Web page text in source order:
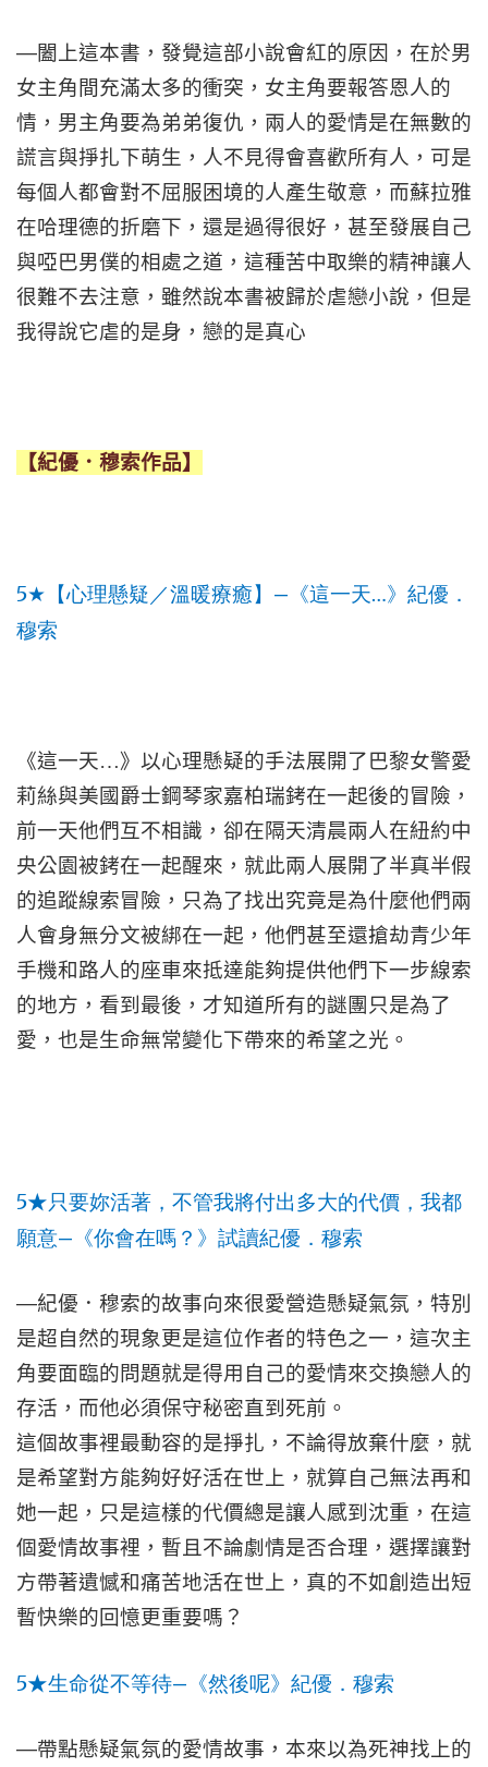
—闔上這本書，發覺這部小說會紅的原因，在於男
女主角間充滿太多的衝突，女主角要報答恩人的
情，男主角要為弟弟復仇，兩人的愛情是在無數的
謊言與掙扎下萌生，人不見得會喜歡所有人，可是
每個人都會對不屈服困境的人產生敬意，而蘇拉雅
在哈理德的折磨下，還是過得很好，甚至發展自己
與啞巴男僕的相處之道，這種苦中取樂的精神讓人
很難不去注意，雖然說本書被歸於虐戀小說，但是
我得說它虐的是身，戀的是真心
【紀優．穆索作品】
5★ 【心理懸疑／溫暖療癒】 — 《這一天…》紀優．
穆索
《這一天…》以心理懸疑的手法展開了巴黎女警愛
莉絲與美國爵士鋼琴家嘉柏瑞銬在一起後的冒險，
前一天他們互不相識，卻在隔天清晨兩人在紐約中
央公園被銬在一起醒來，就此兩人展開了半真半假
的追蹤線索冒險，只為了找出究竟是為什麼他們兩
人會身無分文被綁在一起，他們甚至還搶劫青少年
手機和路人的座車來抵達能夠提供他們下一步線索
的地方，看到最後，才知道所有的謎團只是為了
愛，也是生命無常變化下帶來的希望之光。
5★只要妳活著，不管我將付出多大的代價，我都
願意— 《你會在嗎？》試讀紀優．穆索
—紀優．穆索的故事向來很愛營造懸疑氣氛，特別
是超自然的現象更是這位作者的特色之一，這次主
角要面臨的問題就是得用自己的愛情來交換戀人的
存活，而他必須保守秘密直到死前。
這個故事裡最動容的是掙扎，不論得放棄什麼，就
是希望對方能夠好好活在世上，就算自己無法再和
她一起，只是這樣的代價總是讓人感到沈重，在這
個愛情故事裡，暫且不論劇情是否合理，選擇讓對
方帶著遺憾和痛苦地活在世上，真的不如創造出短
暫快樂的回憶更重要嗎？
5★生命從不等待— 《然後呢》紀優．穆索
—帶點懸疑氣氛的愛情故事，本來以為死神找上的